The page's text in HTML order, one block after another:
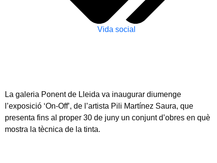
Vida social
La galeria Ponent de Lleida va inaugurar diumenge
l’exposició ‘On-Off’, de l’artista Pili Martínez Saura, que
presenta fins al proper 30 de juny un conjunt d’obres en què
mostra la tècnica de la tinta.